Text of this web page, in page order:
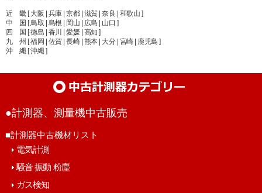
近 畿 [ 大阪 | 兵庫 | 京都 | 滋賀 | 奈良 | 和歌山 ]
中 国 [ 鳥取 | 島根 | 岡山 | 広島 | 山口 ]
四 国 [ 徳島 | 香川 | 愛媛 | 高知 ]
九 州 [ 福岡 | 佐賀 | 長崎 | 熊本 | 大分 | 宮崎 | 鹿児島 ]
沖 縄 [ 沖縄 ]
●計測器、測量機中古販売
■計測器中古機材リスト
電気計測
騒音 振動 粉塵
ガス検知